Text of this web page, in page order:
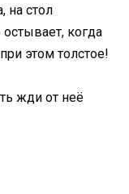
на стол
когда
этом толстое!
жди от неё